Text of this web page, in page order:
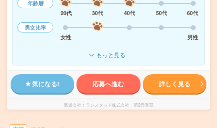
年齢層
20代
30代 40代 50代
60代
男女比率
女性
男性
もっと見る
気になる! 応募へ進む 詳しく見る
派遣会社 ランスタッド株式会社 第2営業部